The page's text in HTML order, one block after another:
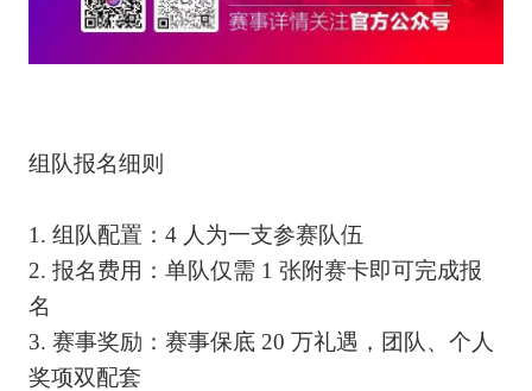
组队报名细则
1. 组队配置：4 人为一支参赛队伍
2. 报名费用：单队仅需 1 张附赛卡即可完成报
名
3. 赛事奖励：赛事保底 20 万礼遇，团队、个人
奖项双配套